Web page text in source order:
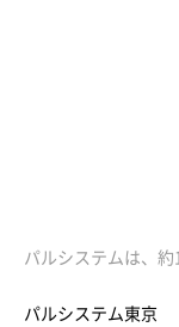
パルシステムは、
パルシステム東京